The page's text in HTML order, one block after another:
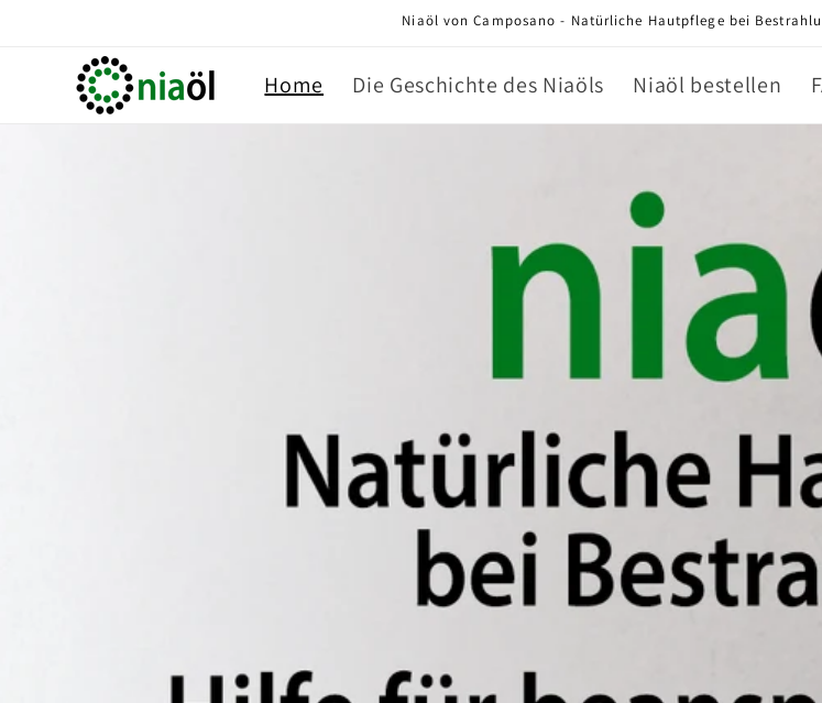
Niaöl von Camposano - Natürliche Hautpflege bei
Home Die Geschichte des Niaöls Niaöl bestellen